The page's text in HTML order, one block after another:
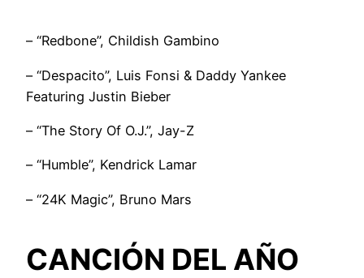
– “Redbone”, Childish Gambino
– “Despacito”, Luis Fonsi & Daddy Yankee
Featuring Justin Bieber
– “The Story Of O.J.”, Jay-Z
– “Humble”, Kendrick Lamar
– “24K Magic”, Bruno Mars
CANCIÓN DEL AÑO